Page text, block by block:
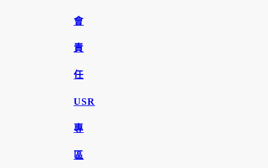
會
責
任
USR
專
區